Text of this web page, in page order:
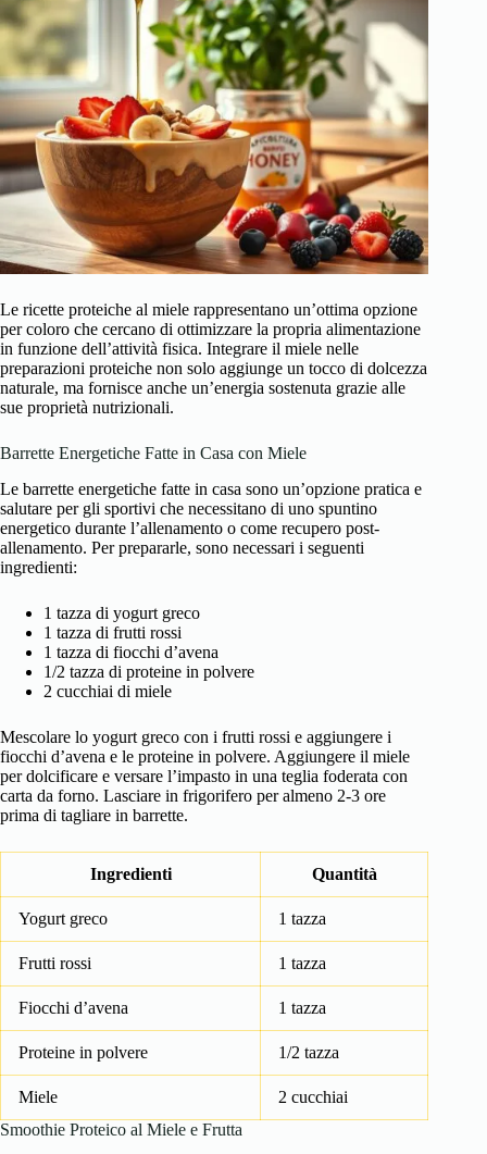
Le ricette proteiche al miele rappresentano un’ottima opzione
per coloro che cercano di ottimizzare la propria alimentazione
in funzione dell’attività fisica. Integrare il miele nelle
preparazioni proteiche non solo aggiunge un tocco di dolcezza
naturale, ma fornisce anche un’energia sostenuta grazie alle
sue proprietà nutrizionali.
Barrette Energetiche Fatte in Casa con Miele
Le barrette energetiche fatte in casa sono un’opzione pratica e
salutare per gli sportivi che necessitano di uno spuntino
energetico durante l’allenamento o come recupero post-
allenamento. Per prepararle, sono necessari i seguenti
ingredienti:
1 tazza di yogurt greco
1 tazza di frutti rossi
1 tazza di fiocchi d’avena
1/2 tazza di proteine in polvere
2 cucchiai di miele
Mescolare lo yogurt greco con i frutti rossi e aggiungere i
fiocchi d’avena e le proteine in polvere. Aggiungere il miele
per dolcificare e versare l’impasto in una teglia foderata con
carta da forno. Lasciare in frigorifero per almeno 2-3 ore
prima di tagliare in barrette.
Ingredienti Quantità
Yogurt greco 1 tazza
Frutti rossi 1 tazza
Fiocchi d’avena 1 tazza
Proteine in polvere 1/2 tazza
Miele
2 cucchiai
Smoothie Proteico al Miele e Frutta